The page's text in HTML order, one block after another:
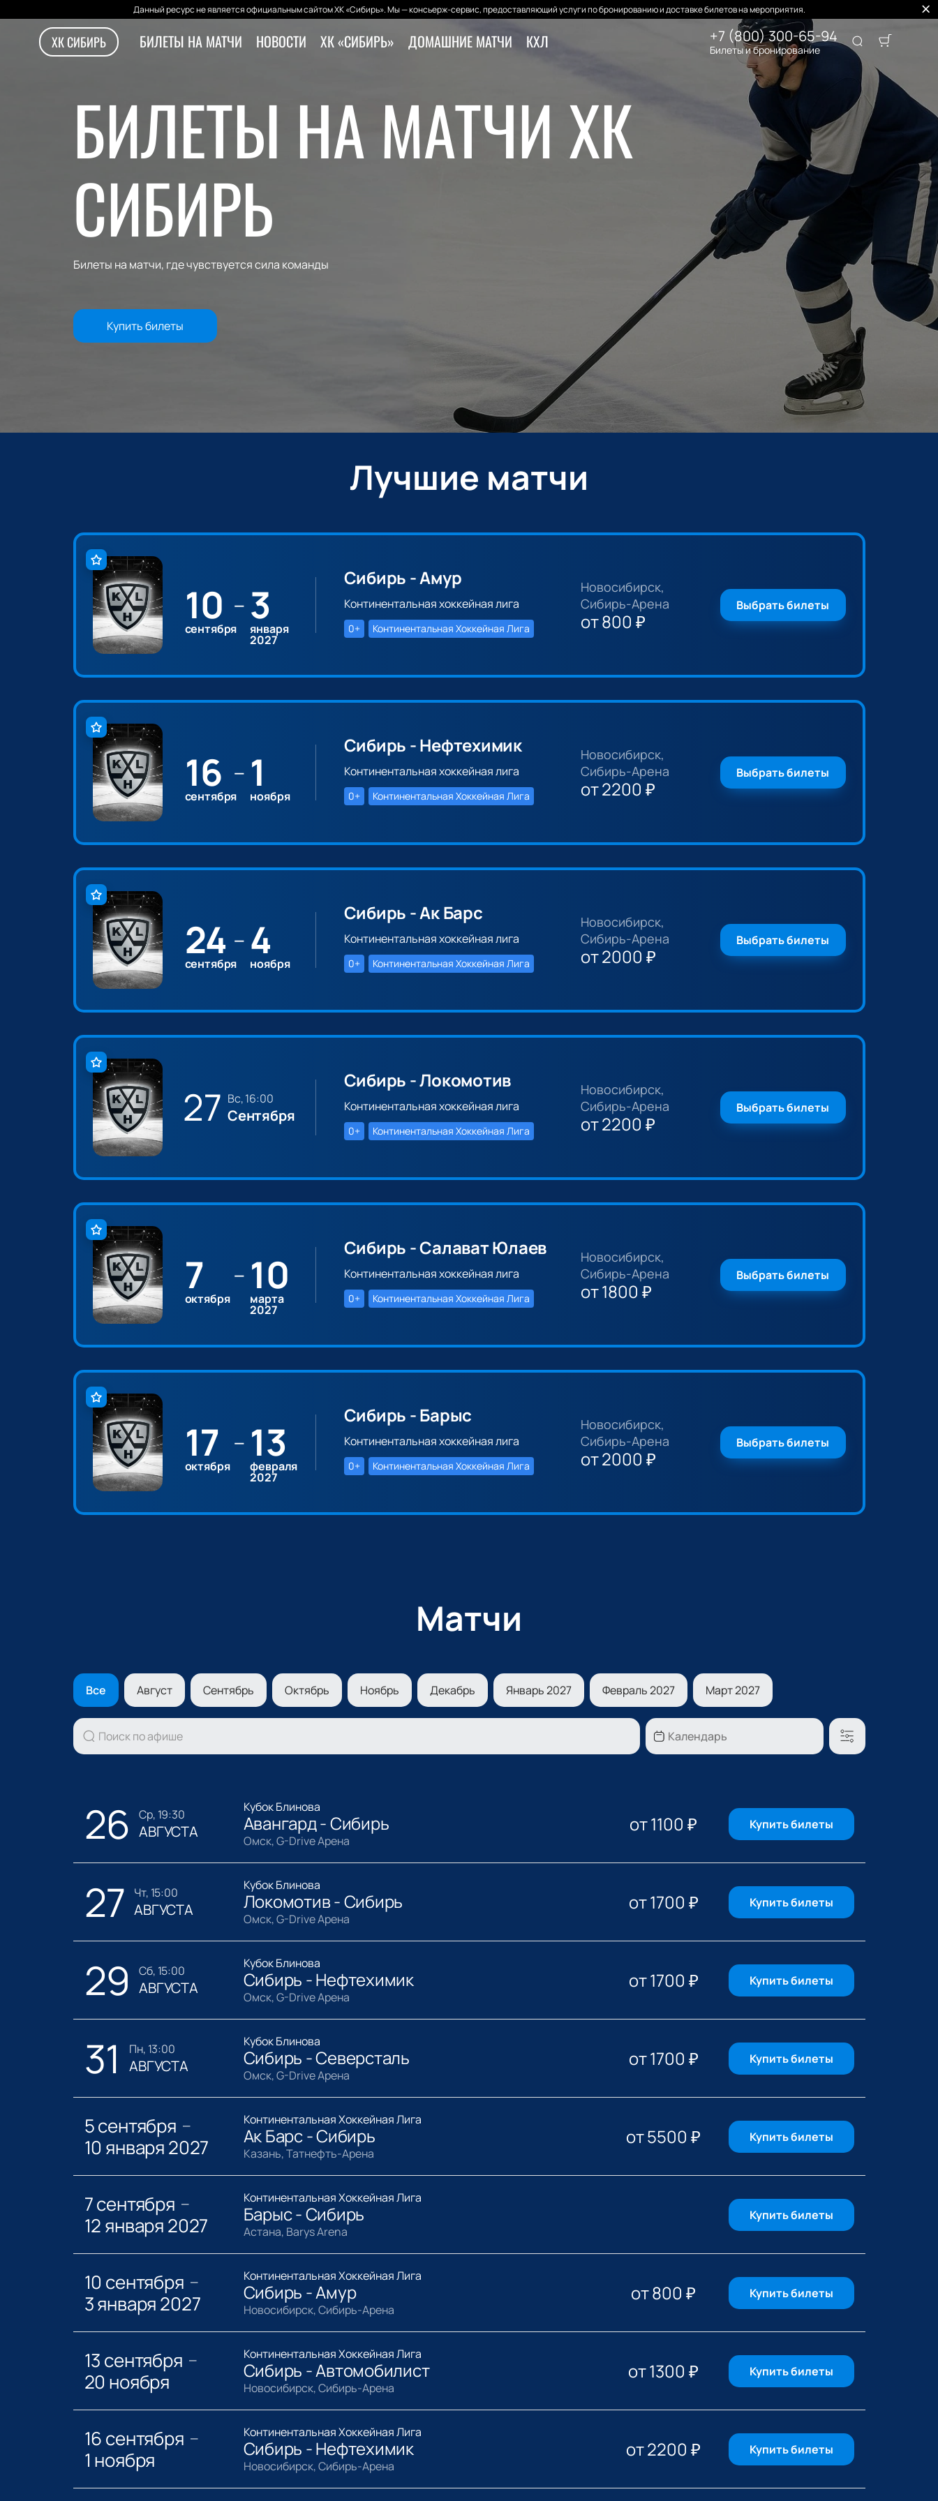
Данный ресурс не является официальным сайтом ХК «Сибирь». Мы — консьерж-сервис, предоставляющий услуги по бронированию и доставке билетов на мероприятия.
ХК СИБИРЬ БИЛЕТЫ НА МАТЧИ НОВОСТИ ХК «СИБИРЬ» ДОМАШНИЕ МАТЧИ КХЛ +7 (800) 300-65-94
Билеты и бронирование
БИЛЕТЫ НА МАТЧИ ХК
СИБИРЬ
Билеты на матчи, где чувствуется сила команды
Купить билеты
Лучшие матчи
10
сентября
— 3
января
2027
Сибирь - Амур
Континентальная хоккейная лига
0+ Континентальная Хоккейная Лига
Новосибирск,
Сибирь-Арена
от800 ₽
Выбрать билеты
16
сентября
— 1
ноября
Сибирь - Нефтехимик
Континентальная хоккейная лига
0+ Континентальная Хоккейная Лига
Новосибирск,
Сибирь-Арена
от2200 ₽
Выбрать билеты
24
сентября
— 4
ноября
Сибирь - Ак Барс
Континентальная хоккейная лига
0+ Континентальная Хоккейная Лига
Новосибирск,
Сибирь-Арена
от2000 ₽
Выбрать билеты
27 вс, 16:00
Сентября
Сибирь - Локомотив
Континентальная хоккейная лига
0+ Континентальная Хоккейная Лига
Новосибирск,
Сибирь-Арена
от2200 ₽
Выбрать билеты
7
октября
— 10
марта
2027
Сибирь - Салават Юлаев
Континентальная хоккейная лига
0+ Континентальная Хоккейная Лига
Новосибирск,
Сибирь-Арена
от1800 ₽
Выбрать билеты
17
октября
— 13
февраля
2027
Сибирь - Барыс
Континентальная хоккейная лига
0+ Континентальная Хоккейная Лига
Новосибирск,
Сибирь-Арена
от2000 ₽
Выбрать билеты
Матчи
Все Август Сентябрь Октябрь Ноябрь Декабрь Январь 2027 Февраль 2027 Март 2027
26 ср, 19:30
АВГУСТА
Кубок Блинова
Авангард - Сибирь
Омск, G-Drive Арена
от1100 ₽ Купить билеты
27 чт, 15:00
АВГУСТА
Кубок Блинова
Локомотив - Сибирь
Омск, G-Drive Арена
от1700 ₽ Купить билеты
29 сб, 15:00
АВГУСТА
Кубок Блинова
Сибирь - Нефтехимик
Омск, G-Drive Арена
от1700 ₽ Купить билеты
31 пн, 13:00
АВГУСТА
Кубок Блинова
Сибирь - Северсталь
Омск, G-Drive Арена
от1700 ₽ Купить билеты
5 сентября —
10 января 2027
Континентальная Хоккейная Лига
Ак Барс - Сибирь
Казань, Татнефть-Арена
от5500 ₽ Купить билеты
7 сентября —
12 января 2027
Континентальная Хоккейная Лига
Барыс - Сибирь
Астана, Barys Arena
Купить билеты
10 сентября —
3 января 2027
Континентальная Хоккейная Лига
Сибирь - Амур
Новосибирск, Сибирь-Арена
от800 ₽ Купить билеты
13 сентября —
20 ноября
Континентальная Хоккейная Лига
Сибирь - Автомобилист
Новосибирск, Сибирь-Арена
от1300 ₽ Купить билеты
16 сентября —
1 ноября
Континентальная Хоккейная Лига
Сибирь - Нефтехимик
Новосибирск, Сибирь-Арена
от2200 ₽ Купить билеты